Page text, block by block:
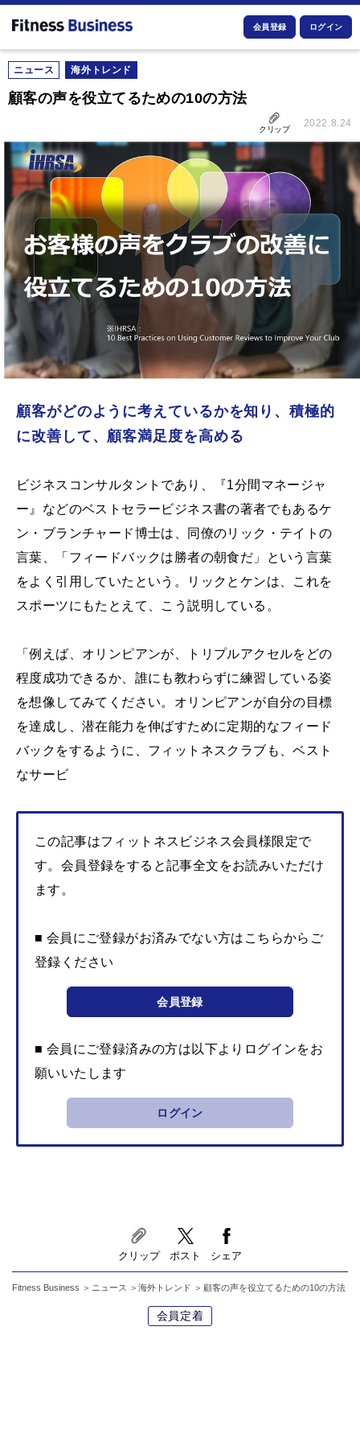
会員登録 ログイン
ニュース 海外トレンド
顧客の声を役立てるための10の方法
クリップ
2022.8.24
顧客がどのように考えているかを知り、積極的
に改善して、顧客満足度を高める
ビジネスコンサルタントであり、『1分間マネージャ
ー』などのベストセラービジネス書の著者でもあるケ
ン・ブランチャード博士は、同僚のリック・テイトの
言葉、「フィードバックは勝者の朝食だ」という言葉
をよく引用していたという。リックとケンは、これを
スポーツにもたとえて、こう説明している。
「例えば、オリンピアンが、トリプルアクセルをどの
程度成功できるか、誰にも教わらずに練習している姿
を想像してみてください。オリンピアンが自分の目標
を達成し、潜在能力を伸ばすために定期的なフィード
バックをするように、フィットネスクラブも、ベスト
なサービ
この記事はフィットネスビジネス会員様限定で
す。会員登録をすると記事全文をお読みいただけ
ます。
■ 会員にご登録がお済みでない方はこちらからご
登録ください
会員登録
■ 会員にご登録済みの方は以下よりログインをお
願いいたします
ログイン
クリップ ポスト シェア
Fitness Business ニュース 海外トレンド 顧客の声を役立てるための10の方法
会員定着